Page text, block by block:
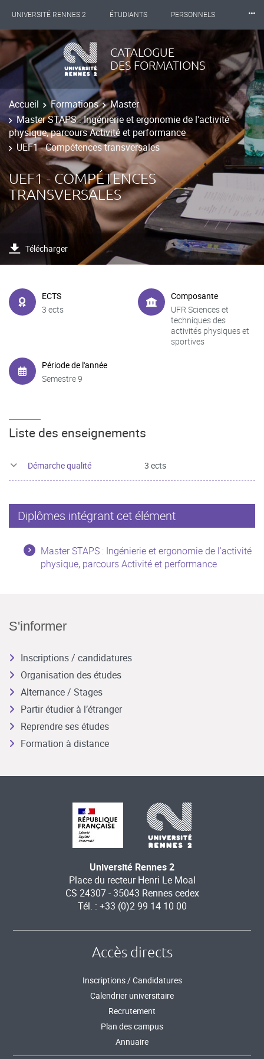
UNIVERSITÉ RENNES 2 ÉTUDIANTS PERSONNELS
INTERNATIONAL PROFESSIONNELS BIBLIOTHÈQUES
LES NOUVELLES DE RENNES 2
⸱⸱⸱
CATALOGUE
DES FORMATIONS
Accueil Formations
Master
Master STAPS : Ingénierie et ergonomie de l'activité
physique, parcours Activité et performance
UEF1 - Compétences transversales
UEF1 - COMPÉTENCES
TRANSVERSALES
Télécharger
ECTS
3 ects
Composante
UFR Sciences et
techniques des
activités physiques et
sportives
Période de l'année
Semestre 9
Liste des enseignements
Démarche qualité 3 ects
Diplômes intégrant cet élément
Master STAPS : Ingénierie et ergonomie de l'activité
physique, parcours Activité et performance
S'informer
Inscriptions / candidatures
Organisation des études
Alternance / Stages
Partir étudier à l’étranger
Reprendre ses études
Formation à distance
Université Rennes 2
Place du recteur Henri Le Moal
CS 24307 - 35043 Rennes cedex
Tél. : +33 (0)2 99 14 10 00
Accès directs
Inscriptions / Candidatures
Calendrier universitaire
Recrutement
Plan des campus
Annuaire